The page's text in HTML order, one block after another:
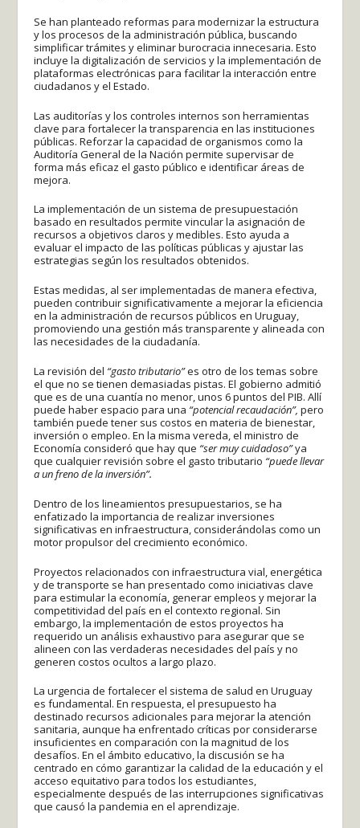
Se han planteado reformas para modernizar la estructura
y los procesos de la administración pública, buscando
simplificar trámites y eliminar burocracia innecesaria. Esto
incluye la digitalización de servicios y la implementación de
plataformas electrónicas para facilitar la interacción entre
ciudadanos y el Estado.
Las auditorías y los controles internos son herramientas
clave para fortalecer la transparencia en las instituciones
públicas. Reforzar la capacidad de organismos como la
Auditoría General de la Nación permite supervisar de
forma más eficaz el gasto público e identificar áreas de
mejora.
La implementación de un sistema de presupuestación
basado en resultados permite vincular la asignación de
recursos a objetivos claros y medibles. Esto ayuda a
evaluar el impacto de las políticas públicas y ajustar las
estrategias según los resultados obtenidos.
Estas medidas, al ser implementadas de manera efectiva,
pueden contribuir significativamente a mejorar la eficiencia
en la administración de recursos públicos en Uruguay,
promoviendo una gestión más transparente y alineada con
las necesidades de la ciudadanía.
La revisión del “gasto tributario”es otro de los temas sobre
el que no se tienen demasiadas pistas. El gobierno admitió
que es de una cuantía no menor, unos 6 puntos del PIB. Allí
puede haber espacio para una “potencial recaudación”, pero
también puede tener sus costos en materia de bienestar,
inversión o empleo. En la misma vereda, el ministro de
Economía consideró que hay que “ser muy cuidadoso”ya
que cualquier revisión sobre el gasto tributario “puede llevar
a un freno de la inversión”.
Dentro de los lineamientos presupuestarios, se ha
enfatizado la importancia de realizar inversiones
significativas en infraestructura, considerándolas como un
motor propulsor del crecimiento económico.
Proyectos relacionados con infraestructura vial, energética
y de transporte se han presentado como iniciativas clave
para estimular la economía, generar empleos y mejorar la
competitividad del país en el contexto regional. Sin
embargo, la implementación de estos proyectos ha
requerido un análisis exhaustivo para asegurar que se
alineen con las verdaderas necesidades del país y no
generen costos ocultos a largo plazo.
La urgencia de fortalecer el sistema de salud en Uruguay
es fundamental. En respuesta, el presupuesto ha
destinado recursos adicionales para mejorar la atención
sanitaria, aunque ha enfrentado críticas por considerarse
insuficientes en comparación con la magnitud de los
desafíos. En el ámbito educativo, la discusión se ha
centrado en cómo garantizar la calidad de la educación y el
acceso equitativo para todos los estudiantes,
especialmente después de las interrupciones significativas
que causó la pandemia en el aprendizaje.